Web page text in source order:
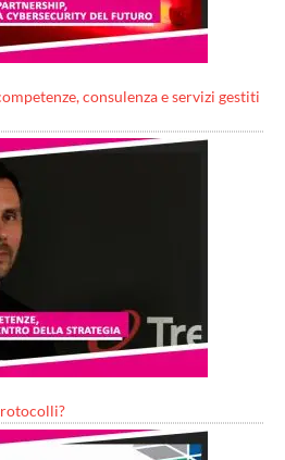
consulenza e servizi gestiti